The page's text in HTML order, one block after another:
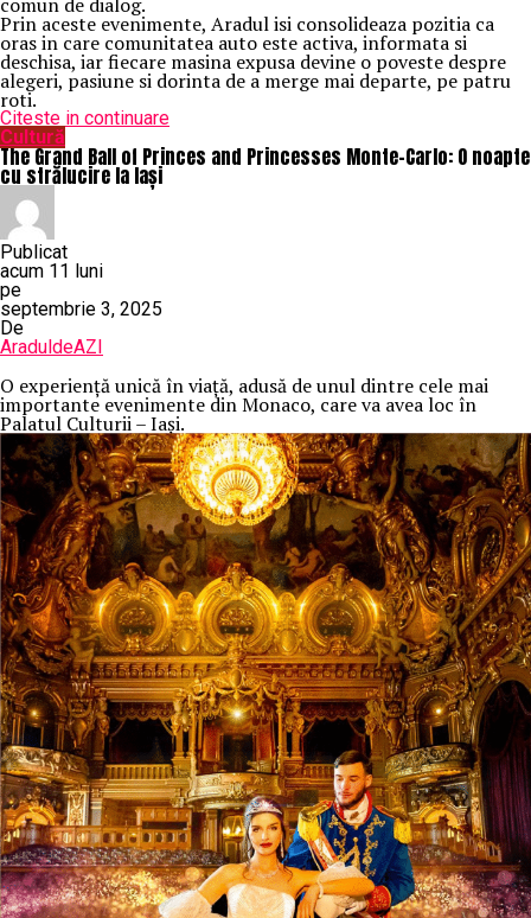
Prin aceste evenimente, Aradul isi consolideaza pozitia ca
oras in care comunitatea auto este activa, informata si
deschisa, iar fiecare masina expusa devine o poveste despre
alegeri, pasiune si dorinta de a merge mai departe, pe patru
roti.
Citeste in continuare
Cultură
The Grand Ball of Princes and Princesses Monte-Carlo: O noapte
cu strălucire la Iași
Publicat
acum 11 luni
pe
septembrie 3, 2025
De
AraduldeAZI
O experiență unică în viață, adusă de unul dintre cele mai
importante evenimente din Monaco, care va avea loc în
Palatul Culturii – Iași.